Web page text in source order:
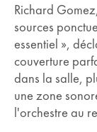
Richard
sources
essentiel »,
couverture
dans la salle,
une zone
l'orchestre au